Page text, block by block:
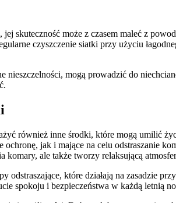
skuteczność może z czasem maleć z
czyszczenie siatki przy użyciu
nieszczelności, mogą prowadzić do
również inne środki, które mogą umilić
jak i mające na celu odstraszanie
komary, ale także tworzy relaksującą
które działają na zasadzie
spokoju i bezpieczeństwa w każdą letnią